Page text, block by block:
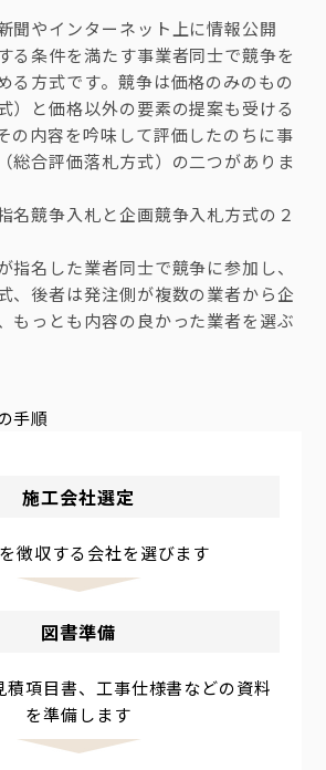
聞やインターネット上に情報公開
る条件を満たす事業者同士で競争を
る方式です。競争は価格のみのもの
）と価格以外の要素の提案も受ける
の内容を吟味して評価したのちに事
総合評価落札方式）の二つがありま
名競争入札と企画競争入札方式の２
指名した業者同士で競争に参加し、
、後者は発注側が複数の業者から企
もっとも内容の良かった業者を選ぶ
手順
施工会社選定
徴収する会社を選びます
図書準備
積項目書、工事仕様書などの資料
を準備します